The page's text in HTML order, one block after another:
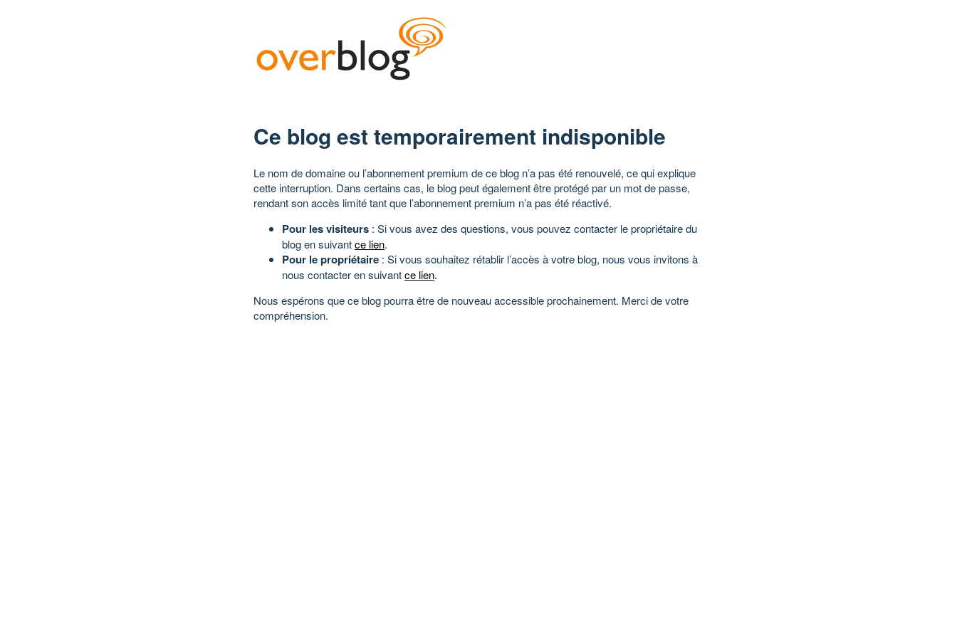
Ce blog est temporairement indisponible
Le nom de domaine ou l’abonnement premium de ce blog n’a pas été renouvelé, ce qui explique
cette interruption. Dans certains cas, le blog peut également être protégé par un mot de passe,
rendant son accès limité tant que l’abonnement premium n’a pas été réactivé.
Pour les visiteurs : Si vous avez des questions, vous pouvez contacter le propriétaire du
blog en suivantce lien.
Pour le propriétaire : Si vous souhaitez rétablir l’accès à votre blog, nous vous invitons à
nous contacter en suivantce lien.
Nous espérons que ce blog pourra être de nouveau accessible prochainement. Merci de votre
compréhension.